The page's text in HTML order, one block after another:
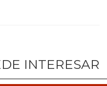
INTERESAR